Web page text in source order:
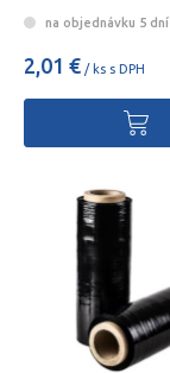
na objednávku 5 dní
2,01 € / ks s DPH